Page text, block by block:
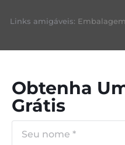
Links amigáveis:
Obtenha
Grátis